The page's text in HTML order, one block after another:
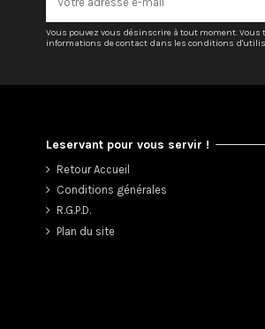
Vous pouvez vous désinscrire à tout moment. Vous
informations de contact dans les conditions
Leservant pour vous servir !
Retour Accueil
Conditions générales
R.G.P.D.
Plan du site